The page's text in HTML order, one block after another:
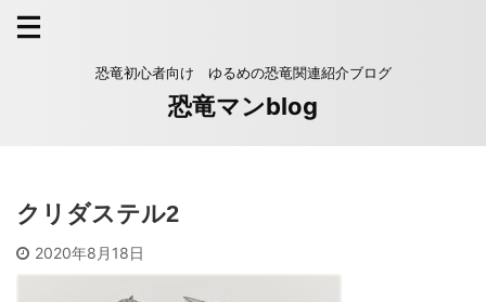
恐竜初心者向け ゆるめの恐竜関連紹介ブログ
恐竜マンblog
クリダステル2
2020年8月18日